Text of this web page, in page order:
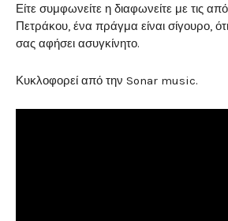
Είτε συμφωνείτε η διαφωνείτε με τις
Πετράκου, ένα πράγμα είναι σίγουρο,
σας αφήσει ασυγκίνητο.
Κυκλοφορεί από την Sonar music.